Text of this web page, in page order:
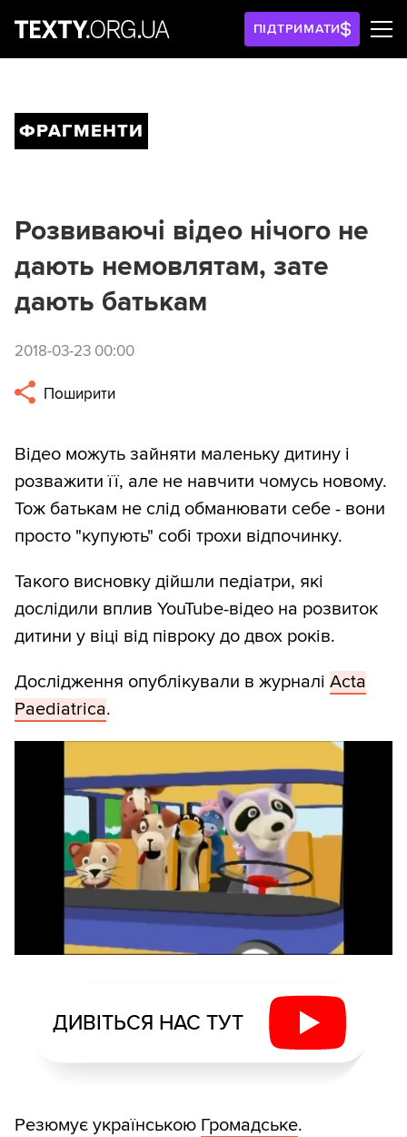
ПІДТРИМАТИ
ФРАГМЕНТИ
Розвиваючі відео нічого не
дають немовлятам, зате
дають батькам
2018-03-23 00:00
Поширити
Відео можуть зайняти маленьку дитину і
розважити її, але не навчити чомусь новому.
Тож батькам не слід обманювати себе - вони
просто "купують" собі трохи відпочинку.
Такого висновку дійшли педіатри, які
дослідили вплив YouTube-відео на розвиток
дитини у віці від півроку до двох років.
Дослідження опублікували в журналі Acta
Paediatrica.
ДИВІТЬСЯ НАС ТУТ
Резюмує українською Громадське.